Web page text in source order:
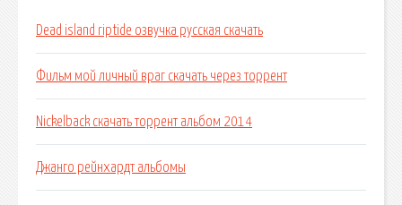
Dead island riptide озвучка русская скачать
Фильм мой личный враг скачать через торрент
Nickelback скачать торрент альбом 2014
Джанго рейнхардт альбомы